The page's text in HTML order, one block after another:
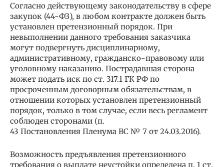
Согласно действующему законодательству в сфере
закупок (44-ФЗ), в любом контракте должен быть
установлен претензионный порядок. При
невыполнении данного требования заказчика
могут подвергнуть дисциплинарному,
административному, гражданско-правовому или
уголовному наказанию. Пострадавшая сторона
может подать иск по ст. 317.1 ГК РФ по
просроченным договорным обязательствам, в
отношении которых установлен претензионный
порядок, только в том случае, если весь регламент
соблюден сторонами (п.
43 Постановления Пленума ВС № 7 от 24.03.2016).
Возможность предъявления претензионного
требования о выплате неустойки определена п. 1 ст.